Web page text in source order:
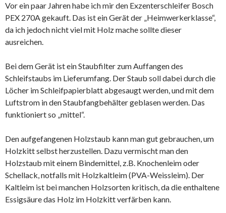
Vor ein paar Jahren habe ich mir den Exzenterschleifer Bosch
PEX 270A gekauft. Das ist ein Gerät der „Heimwerkerklasse“,
da ich jedoch nicht viel mit Holz mache sollte dieser
ausreichen.
Bei dem Gerät ist ein Staubfilter zum Auffangen des
Schleifstaubs im Lieferumfang. Der Staub soll dabei durch die
Löcher im Schleifpapierblatt abgesaugt werden, und mit dem
Luftstrom in den Staubfangbehälter geblasen werden. Das
funktioniert so „mittel“.
Den aufgefangenen Holzstaub kann man gut gebrauchen, um
Holzkitt selbst herzustellen. Dazu vermischt man den
Holzstaub mit einem Bindemittel, z.B. Knochenleim oder
Schellack, notfalls mit Holzkaltleim (PVA-Weissleim). Der
Kaltleim ist bei manchen Holzsorten kritisch, da die enthaltene
Essigsäure das Holz im Holzkitt verfärben kann.